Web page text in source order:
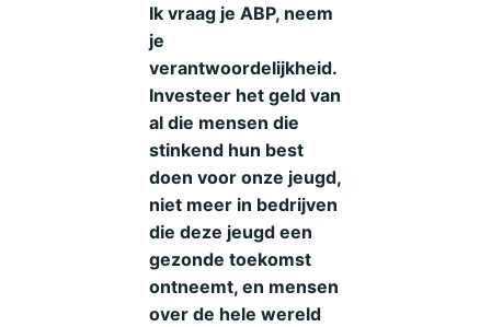
Ik vraag je ABP, neem
je
verantwoordelijkheid.
Investeer het geld van
al die mensen die
stinkend hun best
doen voor onze jeugd,
niet meer in bedrijven
die deze jeugd een
gezonde toekomst
ontneemt, en mensen
over de hele wereld